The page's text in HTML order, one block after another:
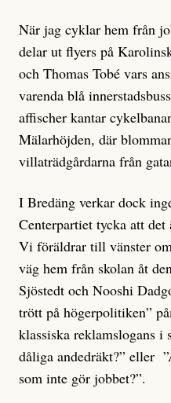
När jag cyklar hem från
delar ut flyers på
och Thomas Tobé vars
varenda blå
affischer kantar
Mälarhöjden, där
villaträdgårdarna från
I Bredäng verkar dock
Centerpartiet tycka att
Vi föräldrar till vänster
väg hem från skolan åt
Sjöstedt och Nooshi
trött på högerpolitiken”
klassiska reklamslogans
dåliga andedräkt?” eller
som inte gör jobbet?”.